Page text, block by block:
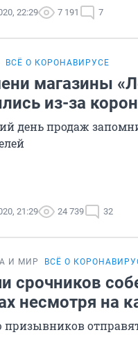
22:29 7 191 7
ВСЁ О КОРОНАВИРУСЕ
магазины
из-за
день продаж
21:29 24 739 32
И МИР ВСЁ О
срочников
несмотря на